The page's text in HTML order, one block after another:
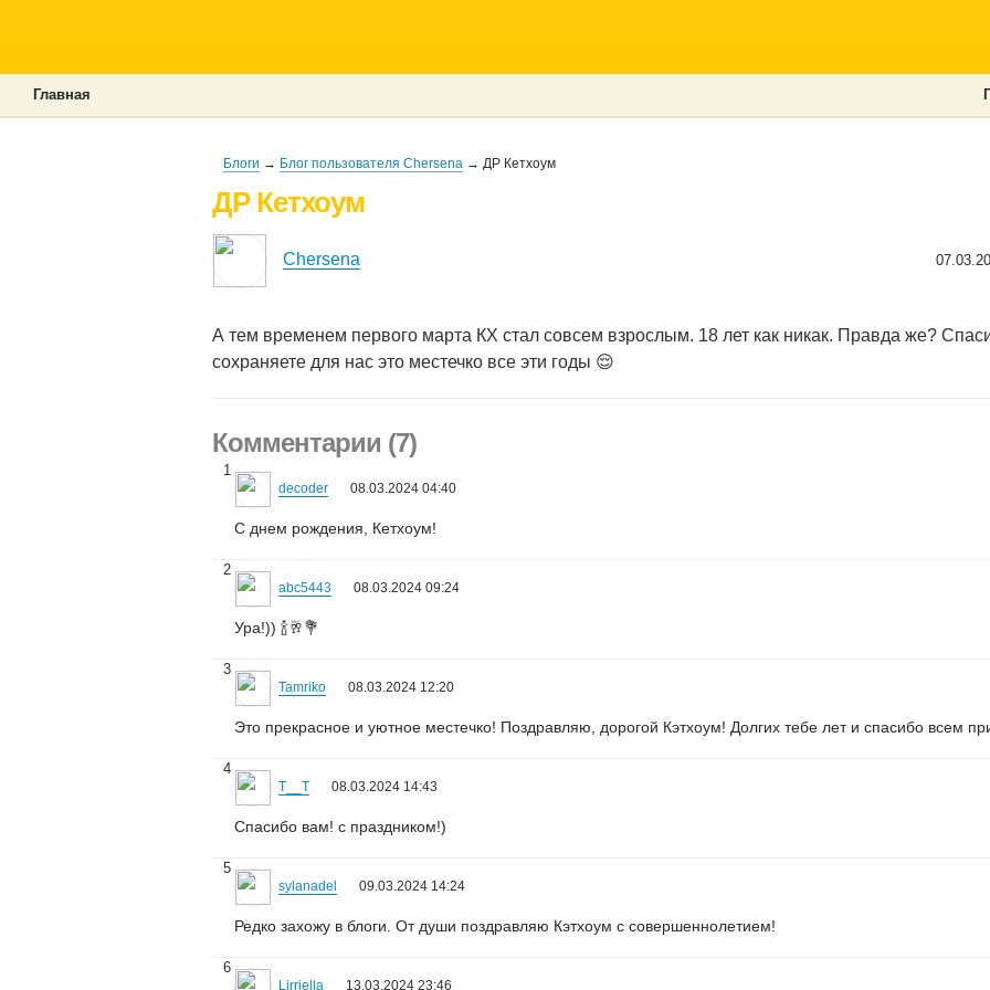
Главная
Блоги → Блог пользователя Chersena → ДР Кетхоум
ДР Кетхоум
Chersena
А тем временем первого марта КХ стал совсем взрослым. 18 лет как никак. Правда же?
сохраняете для нас это местечко все эти годы 😌
Комментарии (7)
1
decoder 08.03.2024 04:40
С днем рождения, Кетхоум!
2
abc5443 08.03.2024 09:24
Ура!)) 🍾🥂💐
3
Tamriko 08.03.2024 12:20
Это прекрасное и уютное местечко! Поздравляю, дорогой Кэтхоум! Долгих тебе лет и спасибо всем
4
T__T 08.03.2024 14:43
Спасибо вам! с праздником!)
5
sylanadel 09.03.2024 14:24
Редко захожу в блоги. От души поздравляю Кэтхоум с совершеннолетием!
6
Lirriella 13.03.2024 23:46